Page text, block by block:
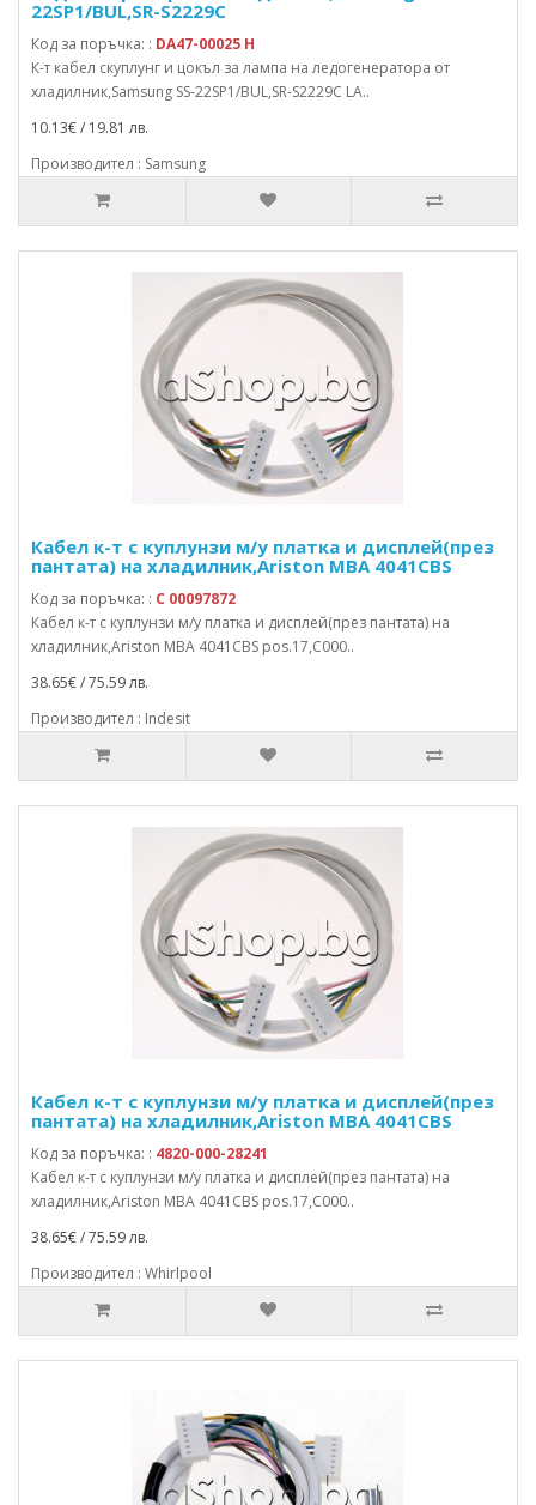
22SP1/BUL,SR-S2229C
Код за поръчка: : DA47-00025 H
К-т кабел скуплунг и цокъл за лампа на ледогенератора от
хладилник,Samsung SS-22SP1/BUL,SR-S2229C LA..
10.13€ / 19.81 лв.
Производител : Samsung
Кабел к-т с куплунзи м/у платка и дисплей(през
пантата) на хладилник,Ariston MBA 4041CBS
Код за поръчка: : C 00097872
Кабел к-т с куплунзи м/у платка и дисплей(през пантата) на
хладилник,Ariston MBA 4041CBS pos.17,C000..
38.65€ / 75.59 лв.
Производител : Indesit
Кабел к-т с куплунзи м/у платка и дисплей(през
пантата) на хладилник,Ariston MBA 4041CBS
Код за поръчка: : 4820-000-28241
Кабел к-т с куплунзи м/у платка и дисплей(през пантата) на
хладилник,Ariston MBA 4041CBS pos.17,C000..
38.65€ / 75.59 лв.
Производител : Whirlpool